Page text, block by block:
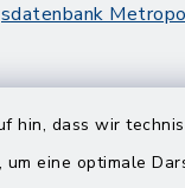
hin, dass wir
um eine optimale